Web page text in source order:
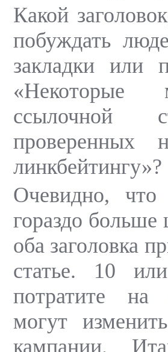
Какой
побуждать
закладки или
ссылочной
проверенных
линкбейтингу»?
Очевидно,
гораздо
оба заголовка
статье. 10
потратите на
могут
кампании.